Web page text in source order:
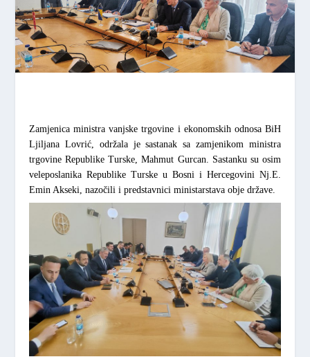
Zamjenica ministra vanjske trgovine i ekonomskih odnosa BiH
Ljiljana Lovrić, održala je sastanak sa zamjenikom ministra
trgovine Republike Turske, Mahmut Gurcan. Sastanku su osim
veleposlanika Republike Turske u Bosni i Hercegovini Nj.E.
Emin Akseki, nazočili i predstavnici ministarstava obje države.